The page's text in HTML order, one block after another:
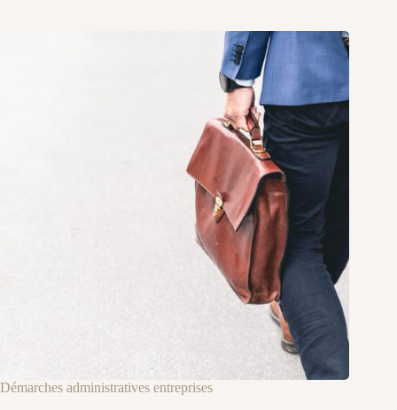
Démarches administratives entreprises